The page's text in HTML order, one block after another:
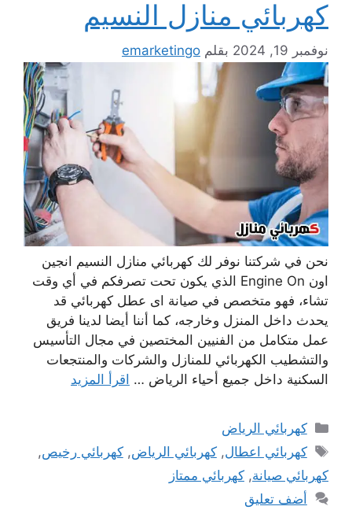
كهربائي منازل النسيم
نوفمبر 19, 2024 بقلم emarketingo
نحن في شركتنا نوفر لك كهربائي منازل النسيم انجين
اون Engine On الذي يكون تحت تصرفكم في أي وقت
تشاء، فهو متخصص في صيانة اى عطل كهربائي قد
يحدث داخل المنزل وخارجه، كما أننا أيضا لدينا فريق
عمل متكامل من الفنيين المختصين في مجال التأسيس
والتشطيب الكهربائي للمنازل والشركات والمنتجعات
السكنية داخل جميع أحياء الرياض … اقرأ المزيد
التصنيفات
كهربائي الرياض
الوسوم
كهربائي اعطال,كهربائي الرياض,كهربائي رخيص,
كهربائي صيانة, كهربائي ممتاز
أضف تعليق